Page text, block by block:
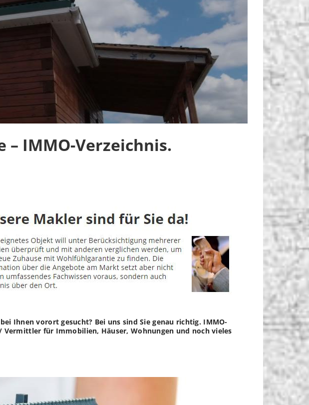
IMMO-Verzeichnis.
Ihnen vorort gesucht? Bei uns sind Sie genau richtig. IMMO-
für Immobilien, Häuser, Wohnungen und noch vieles